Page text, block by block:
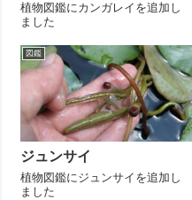
植物図鑑にカンガレイを追加し
ました
図鑑
ジュンサイ
植物図鑑にジュンサイを追加し
ました